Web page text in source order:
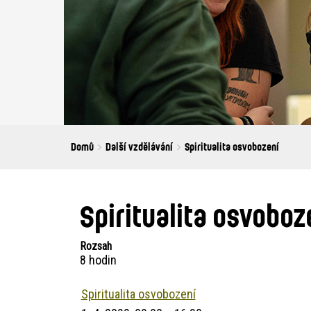
Breadcrumbs
You
Domů Další vzdělávání Spiritualita osvobození
Spiritualita
Rozsah
8 hodin
Spiritualita osvobození